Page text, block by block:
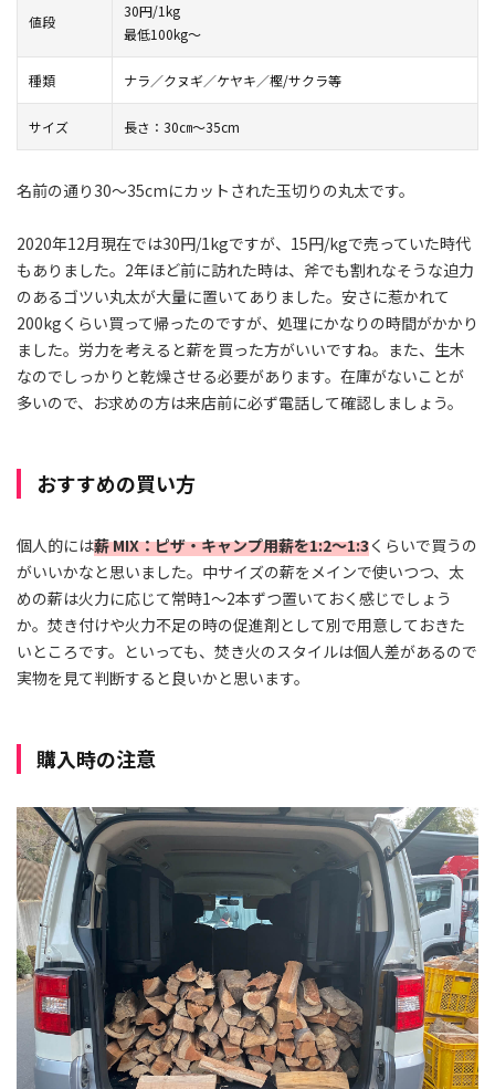
値段
30円/1kg
最低100kg～
種類 ナラ／クヌギ／ケヤキ／樫/サクラ等
サイズ 長さ：30㎝～35cm
名前の通り30〜35cmにカットされた玉切りの丸太です。
2020年12月現在では30円/1kgですが、15円/kgで売っていた時代
もありました。2年ほど前に訪れた時は、斧でも割れなそうな迫力
のあるゴツい丸太が大量に置いてありました。安さに惹かれて
200kgくらい買って帰ったのですが、処理にかなりの時間がかかり
ました。労力を考えると薪を買った方がいいですね。また、生木
なのでしっかりと乾燥させる必要があります。在庫がないことが
多いので、お求めの方は来店前に必ず電話して確認しましょう。
おすすめの買い方
個人的には薪 MIX：ピザ・キャンプ用薪を1:2～1:3くらいで買うの
がいいかなと思いました。中サイズの薪をメインで使いつつ、太
めの薪は火力に応じて常時1～2本ずつ置いておく感じでしょう
か。焚き付けや火力不足の時の促進剤として別で用意しておきた
いところです。といっても、焚き火のスタイルは個人差があるので
実物を見て判断すると良いかと思います。
購入時の注意